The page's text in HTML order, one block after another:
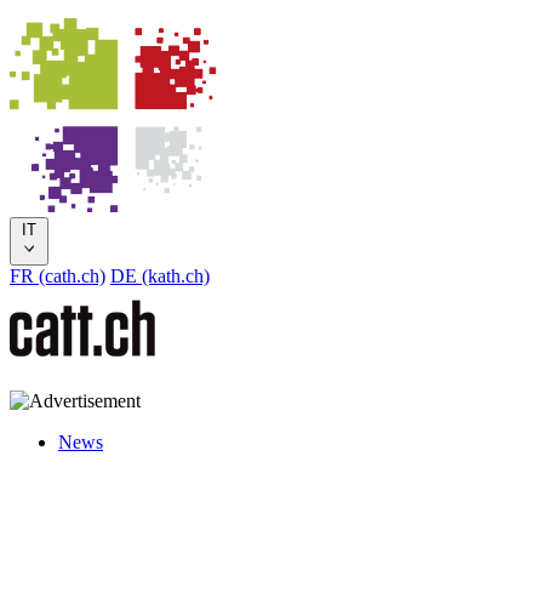
IT
FR (cath.ch) DE (kath.ch)
News